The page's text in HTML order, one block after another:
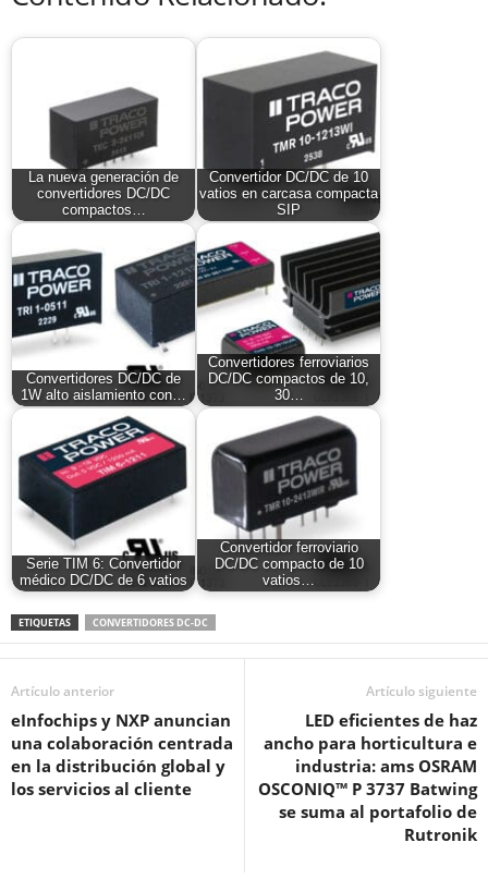
La nueva generación de
convertidores DC/DC
compactos…
Convertidor DC/DC de 10
vatios en carcasa compacta
SIP
Convertidores DC/DC de
1W alto aislamiento con…
Convertidores ferroviarios
DC/DC compactos de 10,
30…
Serie TIM 6: Convertidor
médico DC/DC de 6 vatios
Convertidor ferroviario
DC/DC compacto de 10
vatios…
ETIQUETAS CONVERTIDORES DC-DC
Artículo anterior
eInfochips y NXP anuncian
una colaboración centrada
en la distribución global y
los servicios al cliente
Artículo siguiente
LED eficientes de haz
ancho para horticultura e
industria: ams OSRAM
OSCONIQ™ P 3737 Batwing
se suma al portafolio de
Rutronik